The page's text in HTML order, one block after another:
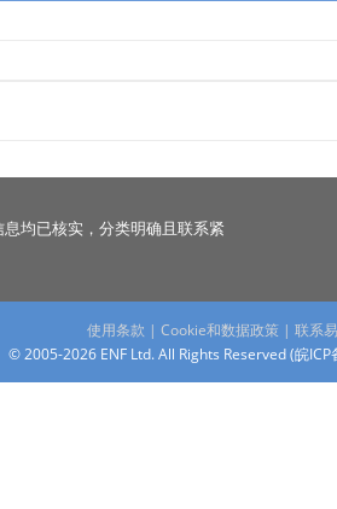
均已核实，分类明确且联系紧
使用条款 | Cookie和数据政策 | 联系
© 2005-2026 ENF Ltd. All Rights Reserved (皖ICP